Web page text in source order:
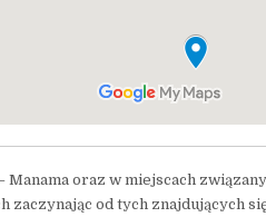
oraz w miejscach
od tych znajdujących